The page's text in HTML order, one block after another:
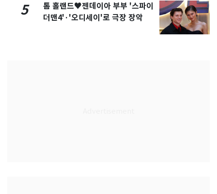
5
톰 홀랜드♥젠데이아 부부 '스파이
더맨4'·'오디세이'로 극장 장악